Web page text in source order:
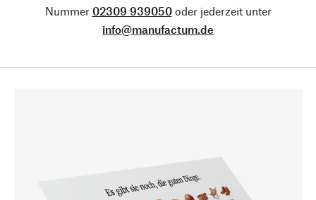
Nummer 02309 939050oder jederzeit unter
info@manufactum.de